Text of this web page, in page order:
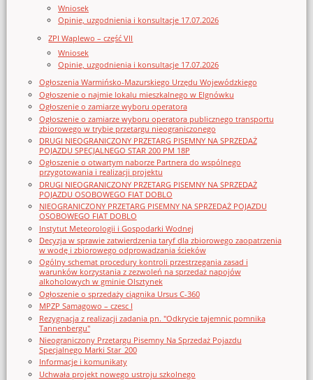
Wniosek
Opinie, uzgodnienia i konsultacje 17.07.2026
ZPI Waplewo – część VII
Wniosek
Opinie, uzgodnienia i konsultacje 17.07.2026
Ogłoszenia Warmińsko-Mazurskiego Urzędu Wojewódzkiego
Ogłoszenie o najmie lokalu mieszkalnego w Elgnówku
Ogłoszenie o zamiarze wyboru operatora
Ogłoszenie o zamiarze wyboru operatora publicznego transportu
zbiorowego w trybie przetargu nieograniczonego
DRUGI NIEOGRANICZONY PRZETARG PISEMNY NA SPRZEDAŻ
POJAZDU SPECJALNEGO STAR 200 PM 18P
Ogłoszenie o otwartym naborze Partnera do wspólnego
przygotowania i realizacji projektu
DRUGI NIEOGRANICZONY PRZETARG PISEMNY NA SPRZEDAŻ
POJAZDU OSOBOWEGO FIAT DOBLO
NIEOGRANICZONY PRZETARG PISEMNY NA SPRZEDAŻ POJAZDU
OSOBOWEGO FIAT DOBLO
Instytut Meteorologii i Gospodarki Wodnej
Decyzja w sprawie zatwierdzenia taryf dla zbiorowego zaopatrzenia
w wodę i zbiorowego odprowadzania ścieków
Ogólny schemat procedury kontroli przestrzegania zasad i
warunków korzystania z zezwoleń na sprzedaż napojów
alkoholowych w gminie Olsztynek
Ogłoszenie o sprzedaży ciągnika Ursus C-360
MPZP Samagowo – czesc I
Rezygnacja z realizacji zadania pn. "Odkrycie tajemnic pomnika
Tannenbergu"
Nieograniczony Przetargu Pisemny Na Sprzedaż Pojazdu
Specjalnego Marki Star_200
Informacje i komunikaty
Uchwała projekt nowego ustroju szkolnego